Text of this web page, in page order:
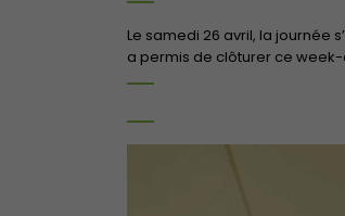
Le samedi 26 avril, la journée
a permis de clôturer ce